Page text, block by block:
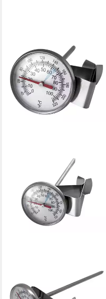
Kochthermometer, scarlet
espresso Milchthermometer